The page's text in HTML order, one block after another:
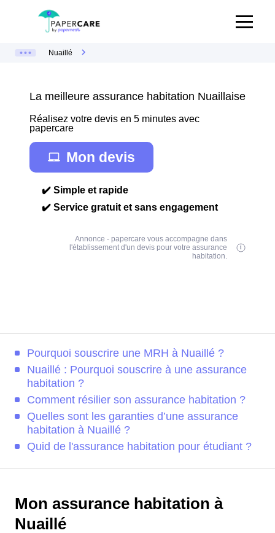
Nuaillé
La meilleure assurance habitation Nuaillaise
Réalisez votre devis en 5 minutes avec
papercare
Mon devis
✔️ Simple et rapide
✔️ Service gratuit et sans engagement
Annonce - papercare vous accompagne dans
l'établissement d'un devis pour votre assurance
habitation.
Pourquoi souscrire une MRH à Nuaillé ?
Nuaillé : Pourquoi souscrire à une assurance
habitation ?
Comment résilier son assurance habitation ?
Quelles sont les garanties d’une assurance
habitation à Nuaillé ?
Quid de l'assurance habitation pour étudiant ?
Mon assurance habitation à
Nuaillé